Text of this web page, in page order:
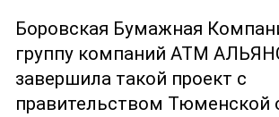
Боровская Бумажная
группу компаний АТМ
завершила такой проект с
правительством Тюменской